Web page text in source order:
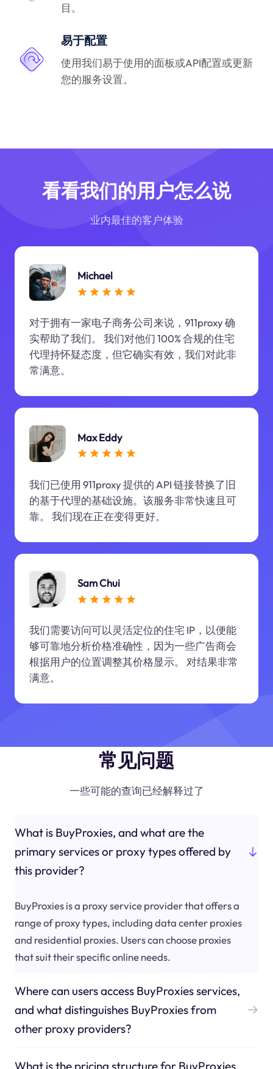
目。
易于配置
使用我们易于使用的面板或API配置或更新
您的服务设置。
看看我们的用户怎么说
业内最佳的客户体验
Michael
对于拥有一家电子商务公司来说，911proxy 确
实帮助了我们。 我们对他们 100% 合规的住宅
代理持怀疑态度，但它确实有效，我们对此非
常满意。
Max Eddy
我们已使用 911proxy 提供的 API 链接替换了旧
的基于代理的基础设施。该服务非常快速且可
靠。 我们现在正在变得更好。
Sam Chui
我们需要访问可以灵活定位的住宅 IP，以便能
够可靠地分析价格准确性，因为一些广告商会
根据用户的位置调整其价格显示。 对结果非常
满意。
常见问题
一些可能的查询已经解释过了
What is BuyProxies, and what are the
primary services or proxy types offered by
this provider?
BuyProxies is a proxy service provider that offers a
range of proxy types, including data center proxies
and residential proxies. Users can choose proxies
that suit their specific online needs.
Where can users access BuyProxies services,
and what distinguishes BuyProxies from
other proxy providers?
What is the pricing structure for BuyProxies,